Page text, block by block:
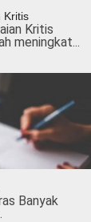
Kritis
Kritis
meningkat...
Banyak